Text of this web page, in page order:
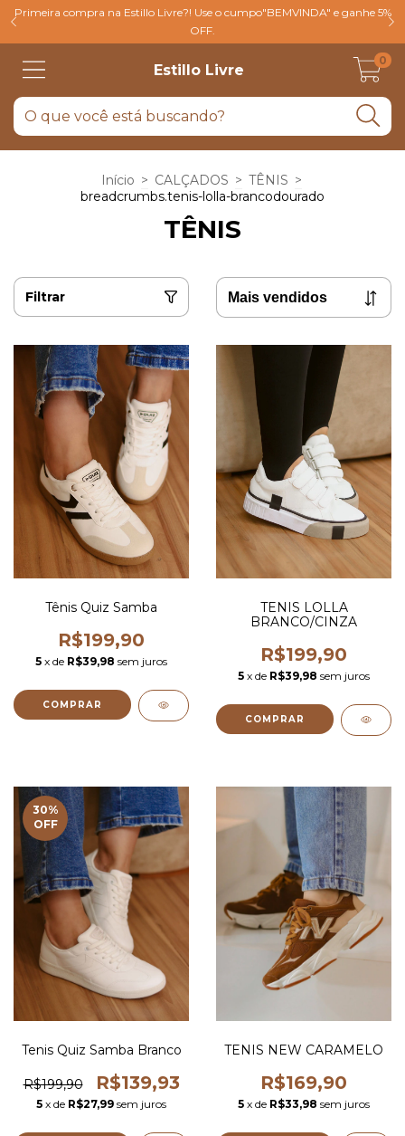
Primeira compra na Estillo Livre?! Use o cumpo"BEMVINDA" e ganhe 5%
OFF.
Estillo Livre
0
Início > CALÇADOS > TÊNIS >
breadcrumbs.tenis-lolla-brancodourado
TÊNIS
Filtrar
Tênis Quiz Samba
R$199,90
5 x de R$39,98 sem juros
COMPRAR
TENIS LOLLA
BRANCO/CINZA
R$199,90
5 x de R$39,98 sem juros
COMPRAR
30%
OFF
Tenis Quiz Samba Branco
R$199,90 R$139,93
5 x de R$27,99 sem juros
TENIS NEW CARAMELO
R$169,90
5 x de R$33,98 sem juros